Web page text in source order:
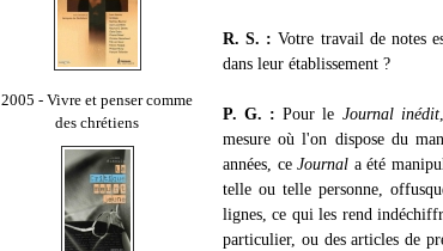
2005 - Vivre et penser comme
des chrétiens
R. S. : Votre travail de notes
dans leur établissement ?
P. G. : Pour le Journal inédit
mesure où l'on dispose du
années, ceJournal a été
telle ou telle personne,
lignes, ce qui les rend
particulier, ou des articles de